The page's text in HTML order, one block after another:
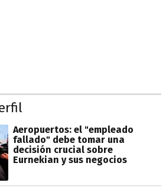
Aeropuertos: el "empleado
fallado" debe tomar una
decisión crucial sobre
Eurnekian y sus negocios